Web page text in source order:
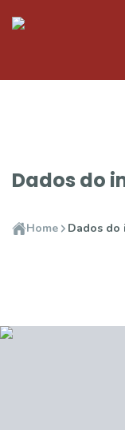
Dados do
Home Dados do